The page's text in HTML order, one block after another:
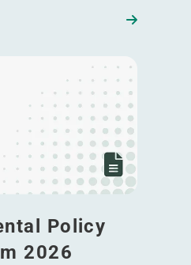
Policy
2026
Policy Mgt System